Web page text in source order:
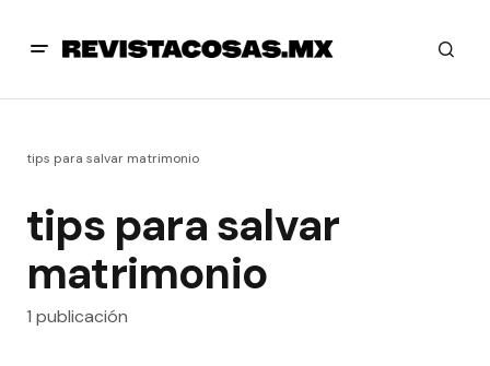
tips para salvar matrimonio
tips para salvar
matrimonio
1 publicación